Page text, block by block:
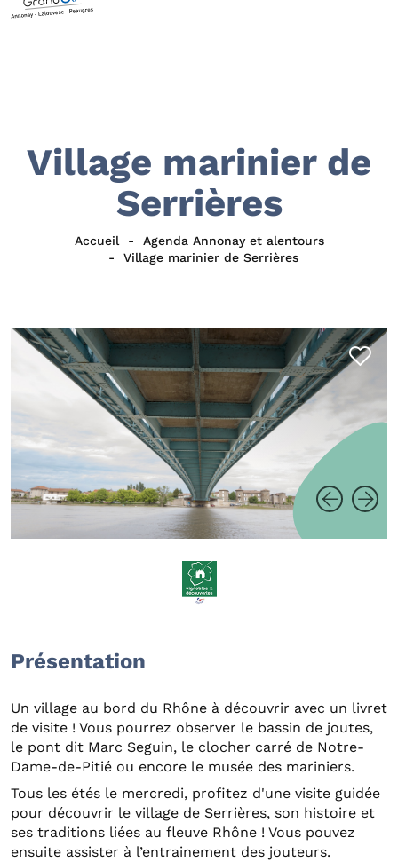
Village marinier de
Serrières
Accueil
Agenda Annonay et alentours
Village marinier de Serrières
Présentation
Un village au bord du Rhône à découvrir avec un livret
de visite ! Vous pourrez observer le bassin de joutes,
le pont dit Marc Seguin, le clocher carré de Notre-
Dame-de-Pitié ou encore le musée des mariniers.
Tous les étés le mercredi, profitez d'une visite guidée
pour découvrir le village de Serrières, son histoire et
ses traditions liées au fleuve Rhône ! Vous pouvez
ensuite assister à l’entrainement des jouteurs.